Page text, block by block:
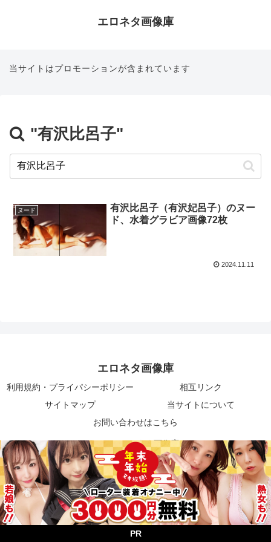
エロネタ画像庫
当サイトはプロモーションが含まれています
"有沢比呂子"
ヌード
有沢比呂子（有沢妃呂子）のヌー
ド、水着グラビア画像72枚
2024.11.11
エロネタ画像庫
利用規約・プライパシーポリシー
相互リンク
サイトマップ
当サイトについて
お問い合わせはこちら
© 2020 エロネタ画像庫.
検索
PR